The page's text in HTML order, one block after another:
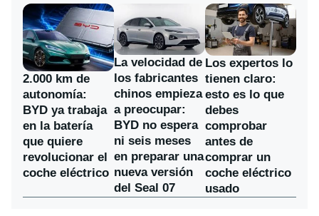
2.000 km de
autonomía:
BYD ya trabaja
en la batería
que quiere
revolucionar el
coche eléctrico
La velocidad de
los fabricantes
chinos empieza
a preocupar:
BYD no espera
ni seis meses
en preparar una
nueva versión
del Seal 07
Los expertos lo
tienen claro:
esto es lo que
debes
comprobar
antes de
comprar un
coche eléctrico
usado